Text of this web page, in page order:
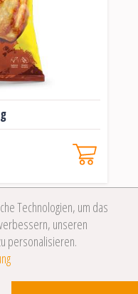
Technologien, um das
unseren
personalisieren.